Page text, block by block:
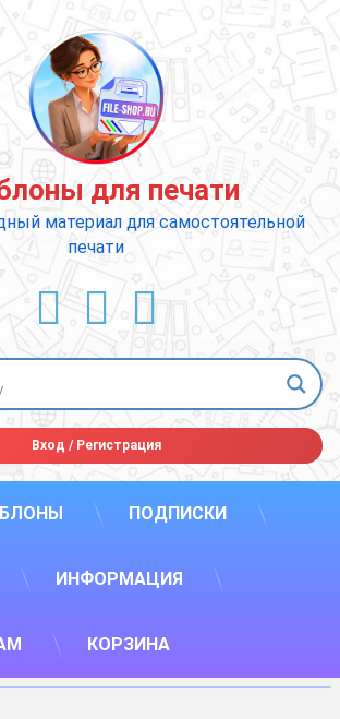
для печати
материал для самостоятельной
печати
ВКонтакте
YouTube
E-mail
Вход /Регистрация
ПОДПИСКИ
ИНФОРМАЦИЯ
КОРЗИНА